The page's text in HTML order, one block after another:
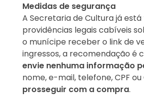
Medidas de segurança
A Secretaria de Cultura já
providências legais cabíveis
o munícipe receber o link de
ingressos, a recomendação é
envie nenhuma informação
nome, e-mail, telefone, CPF ou
prosseguir com a compra.